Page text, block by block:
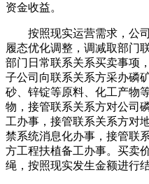
资金收益。
按照现实运营需求，公司
履态优化调整，调减取部门
部门日常联系关系买卖事项
子公司向联系关系方采办磷
砂、锌锭等原料、化工产物
物，接管联系关系方对公司
工办事，接管联系关系方对
禁系统消息化办事，接管联
方工程扶植备工办事。买卖
绳，按照现实发生金额进行